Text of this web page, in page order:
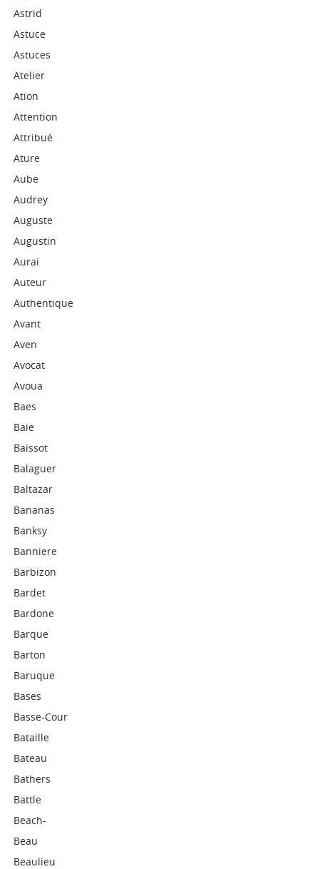
Astrid
Astuce
Astuces
Atelier
Ation
Attention
Attribué
Ature
Aube
Audrey
Auguste
Augustin
Aurai
Auteur
Authentique
Avant
Aven
Avocat
Avoua
Baes
Baie
Baissot
Balaguer
Baltazar
Bananas
Banksy
Banniere
Barbizon
Bardet
Bardone
Barque
Barton
Baruque
Bases
Basse-Cour
Bataille
Bateau
Bathers
Battle
Beach-
Beau
Beaulieu